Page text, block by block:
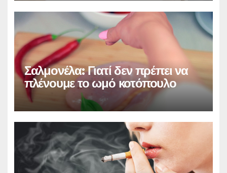
Σαλμονέλα: Γιατί δεν πρέπει να
πλένουμε το ωμό κοτόπουλο